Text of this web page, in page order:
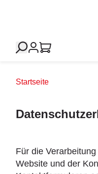
Startseite
Für die
Website und der